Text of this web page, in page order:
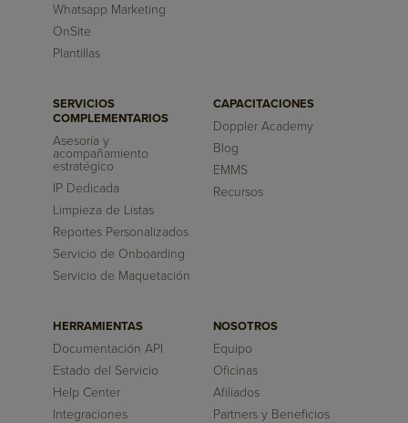
Whatsapp Marketing
OnSite
Plantillas
SERVICIOS
COMPLEMENTARIOS
Asesoría y
acompañamiento
estratégico
IP Dedicada
Limpieza de Listas
Reportes Personalizados
Servicio de Onboarding
Servicio de Maquetación
CAPACITACIONES
Doppler Academy
Blog
EMMS
Recursos
HERRAMIENTAS
Documentación API
Estado del Servicio
Help Center
Integraciones
NOSOTROS
Equipo
Oficinas
Afiliados
Partners y Beneficios